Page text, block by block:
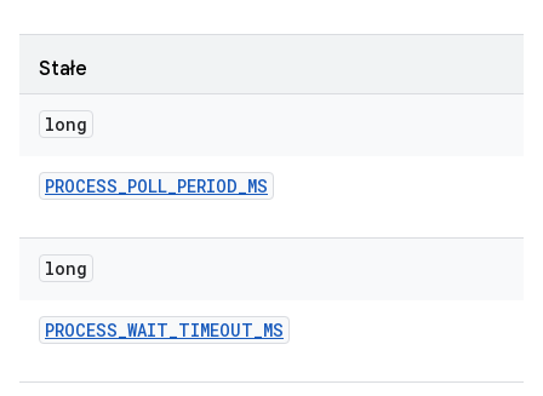
Stałe
long
PROCESS_POLL_PERIOD_MS
long
PROCESS_WAIT_TIMEOUT_MS